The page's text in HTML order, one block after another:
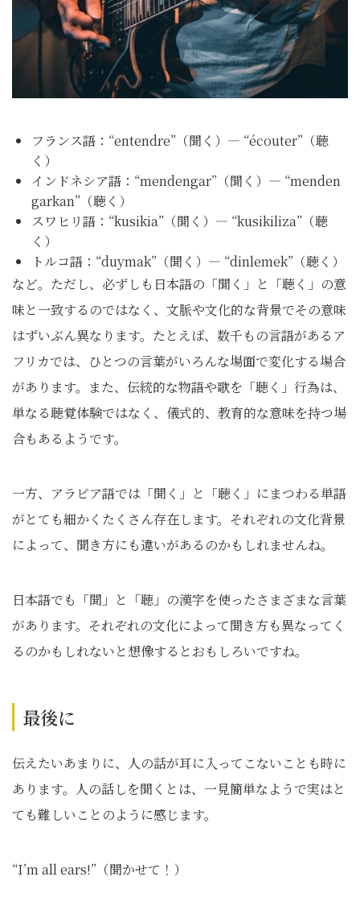
フランス語：“entendre”（聞く）— “écouter”（聴
く）
インドネシア語：“mendengar”（聞く）— “menden
garkan”（聴く）
スワヒリ語：“kusikia”（聞く）— “kusikiliza”（聴
く）
トルコ語：“duymak”（聞く）— “dinlemek”（聴く）
など。ただし、必ずしも日本語の「聞く」と「聴く」の意
味と一致するのではなく、文脈や文化的な背景でその意味
はずいぶん異なります。たとえば、数千もの言語があるア
フリカでは、ひとつの言葉がいろんな場面で変化する場合
があります。また、伝統的な物語や歌を「聴く」行為は、
単なる聴覚体験ではなく、儀式的、教育的な意味を持つ場
合もあるようです。
一方、アラビア語では「聞く」と「聴く」にまつわる単語
がとても細かくたくさん存在します。それぞれの文化背景
によって、聞き方にも違いがあるのかもしれませんね。
日本語でも「聞」と「聴」の漢字を使ったさまざまな言葉
があります。それぞれの文化によって聞き方も異なってく
るのかもしれないと想像するとおもしろいですね。
最後に
伝えたいあまりに、人の話が耳に入ってこないことも時に
あります。人の話しを聞くとは、一見簡単なようで実はと
ても難しいことのように感じます。
“I’m all ears!”（聞かせて！）